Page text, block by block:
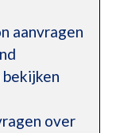
aanvragen
over